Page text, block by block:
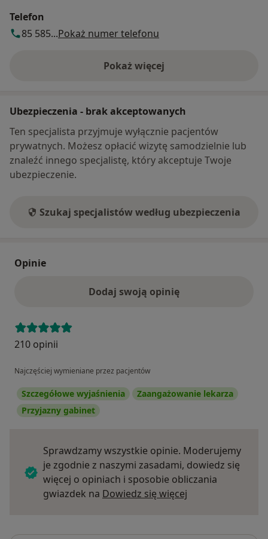
Telefon
85 585...Pokaż numer telefonu
Pokaż więcej
o adresie
Ubezpieczenia - brak akceptowanych
Ten specjalista przyjmuje wyłącznie pacjentów
prywatnych. Możesz opłacić wizytę samodzielnie lub
znaleźć innego specjalistę, który akceptuje Twoje
ubezpieczenie.
Szukaj specjalistów według ubezpieczenia
Opinie
Dodaj swoją opinię
210 opinii
Najczęściej wymieniane przez pacjentów
Szczegółowe wyjaśnienia
Zaangażowanie lekarza
Przyjazny gabinet
Sprawdzamy wszystkie opinie. Moderujemy
je zgodnie z naszymi zasadami, dowiedz się
więcej o opiniach i sposobie obliczania
gwiazdek na Dowiedz się więcej